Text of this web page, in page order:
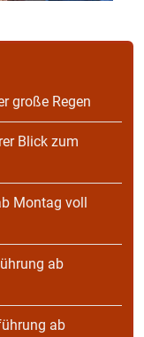
große Regen
Blick zum
Montag voll
ab
ab